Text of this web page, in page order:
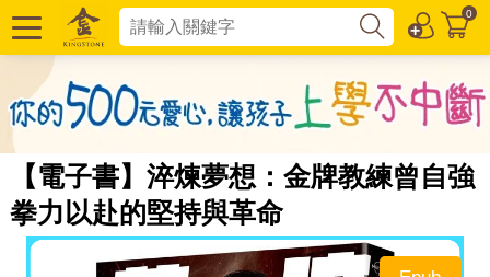
0
【電子書】淬煉夢想：金牌教練曾自強
拳力以赴的堅持與革命